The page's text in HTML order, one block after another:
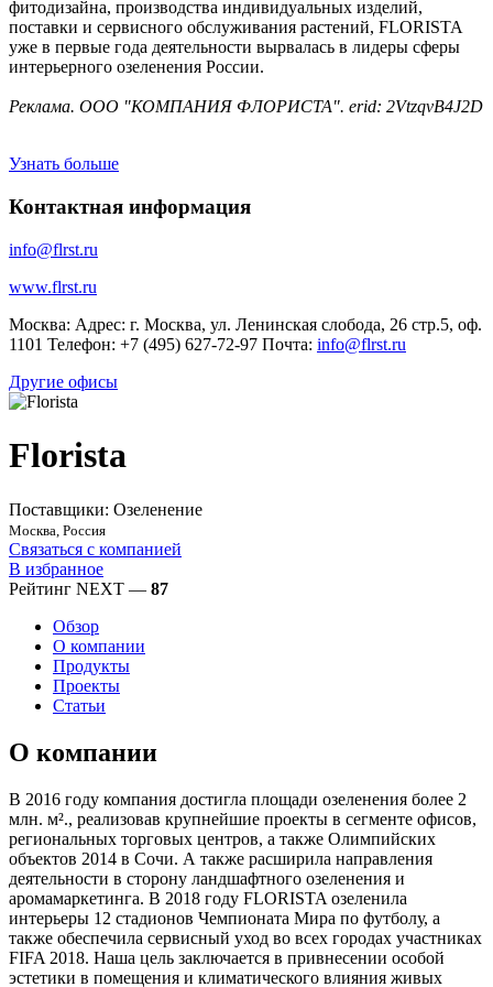
фитодизайна, производства индивидуальных изделий,
поставки и сервисного обслуживания растений, FLORISTA
уже в первые года деятельности вырвалась в лидеры сферы
интерьерного озеленения России.
Реклама. ООО "КОМПАНИЯ ФЛОРИСТА". erid: 2VtzqvB4J2D
Узнать больше
Контактная информация
info@flrst.ru
www.flrst.ru
Москва: Адрес: г. Москва, ул. Ленинская слобода, 26 стр.5, оф.
1101 Телефон: +7 (495) 627-72-97 Почта: info@flrst.ru
Другие офисы
Florista
Поставщики: Озеленение
Москва, Россия
Связаться с компанией
В избранное
Рейтинг NEXT — 87
Обзор
О компании
Продукты
Проекты
Статьи
О компании
В 2016 году компания достигла площади озеленения более 2
млн. м²., реализовав крупнейшие проекты в сегменте офисов,
региональных торговых центров, а также Олимпийских
объектов 2014 в Сочи. А также расширила направления
деятельности в сторону ландшафтного озеленения и
аромамаркетинга. В 2018 году FLORISTA озеленила
интерьеры 12 стадионов Чемпионата Мира по футболу, а
также обеспечила сервисный уход во всех городах участниках
FIFA 2018. Наша цель заключается в привнесении особой
эстетики в помещения и климатического влияния живых